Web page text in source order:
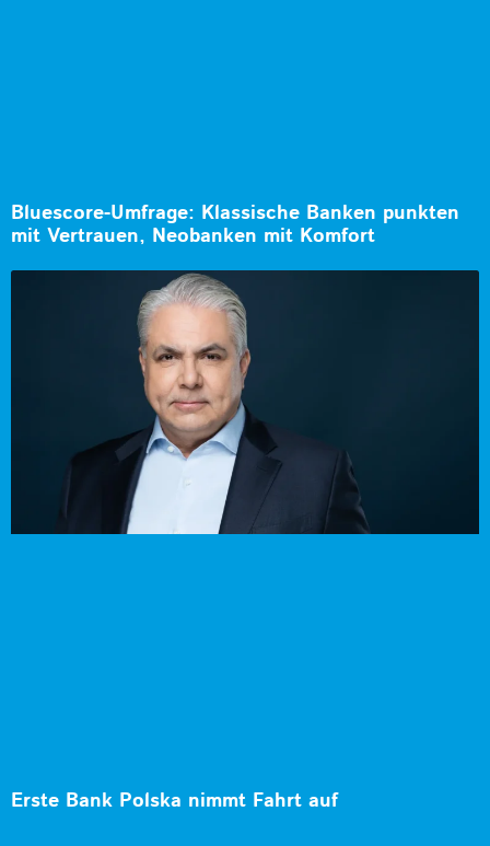
Bluescore-Umfrage: Klassische Banken punkten
mit Vertrauen, Neobanken mit Komfort
Erste Bank Polska nimmt Fahrt auf